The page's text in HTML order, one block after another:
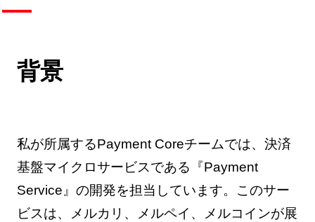
背景
私が所属するPayment Coreチームでは、決済
基盤マイクロサービスである『Payment
Service』の開発を担当しています。このサー
ビスは、メルカリ、メルペイ、メルコインが展